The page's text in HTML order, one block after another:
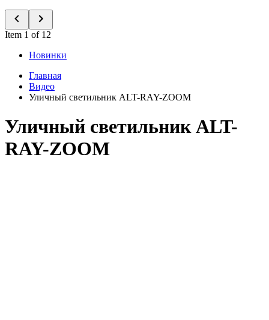
Item 1 of 12
Новинки
Главная
Видео
Уличный светильник ALT-RAY-ZOOM
Уличный светильник ALT-
RAY-ZOOM